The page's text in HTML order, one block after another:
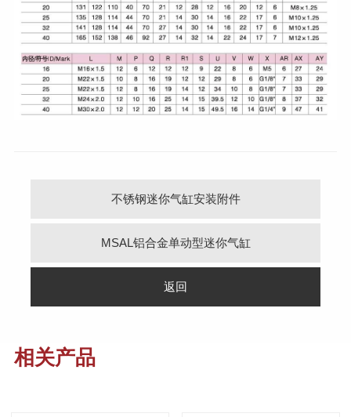
不锈钢迷你气缸安装附件
MSAL铝合金单动型迷你气缸
返回
相关产品